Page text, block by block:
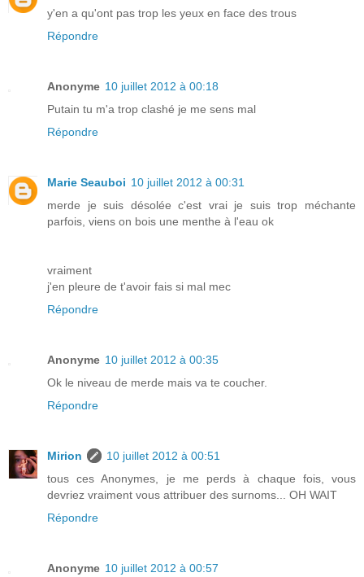
y'en a qu'ont pas trop les yeux en face des trous
Répondre
Anonyme 10 juillet 2012 à 00:18
Putain tu m'a trop clashé je me sens mal
Répondre
Marie Seauboi 10 juillet 2012 à 00:31
merde je suis désolée c'est vrai je suis trop méchante
parfois, viens on bois une menthe à l'eau ok
vraiment
j'en pleure de t'avoir fais si mal mec
Répondre
Anonyme 10 juillet 2012 à 00:35
Ok le niveau de merde mais va te coucher.
Répondre
Mirion
10 juillet 2012 à 00:51
tous ces Anonymes, je me perds à chaque fois, vous
devriez vraiment vous attribuer des surnoms... OH WAIT
Répondre
Anonyme 10 juillet 2012 à 00:57